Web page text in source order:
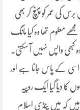
کی عمر کو پہنچ کر بھی
معلوم تھا وہ کیا مانگ
کبھی واپس نہیں آ سکتی۔
اسی کے پاس جانا ہے اور
کا دیا گیا ایک روپیہ
کہ میں پنڈی اسلام